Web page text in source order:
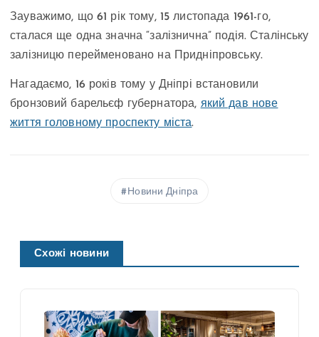
Зауважимо, що 61 рік тому, 15 листопада 1961-го,
сталася ще одна значна “залізнична” подія. Сталінську
залізницю перейменовано на Придніпровську.
Нагадаємо, 16 років тому у Дніпрі встановили
бронзовий барельєф губернатора, який дав нове
життя головному проспекту міста.
Новини Дніпра
Схожі новини